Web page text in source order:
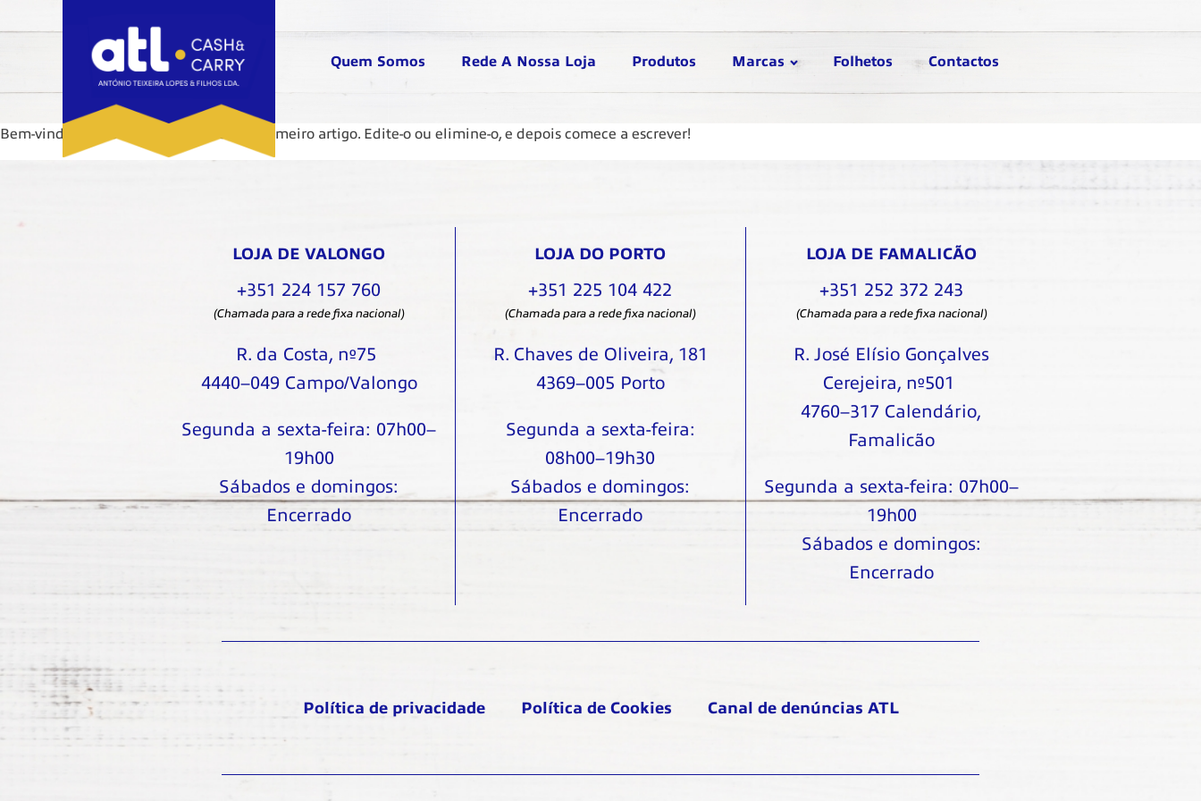
Quem Somos Rede A Nossa Loja Produtos Marcas Folhetos Contactos
Bem-vindo ao WordPress. Este é o seu primeiro artigo. Edite-o ou elimine-o, e depois comece a escrever!
LOJA DE VALONGO
+351 224 157 760
(Chamada para a rede fixa nacional)
R. da Costa, nº75
4440–049 Campo/Valongo
Segunda a sexta-feira: 07h00–
19h00
Sábados e domingos:
Encerrado
LOJA DO PORTO
+351 225 104 422
(Chamada para a rede fixa nacional)
R. Chaves de Oliveira, 181
4369–005 Porto
Segunda a sexta-feira:
08h00–19h30
Sábados e domingos:
Encerrado
LOJA DE FAMALICÃO
+351 252 372 243
(Chamada para a rede fixa nacional)
R. José Elísio Gonçalves
Cerejeira, nº501
4760–317 Calendário,
Famalicão
Segunda a sexta-feira: 07h00–
19h00
Sábados e domingos:
Encerrado
Política de privacidade Política de Cookies Canal de denúncias ATL